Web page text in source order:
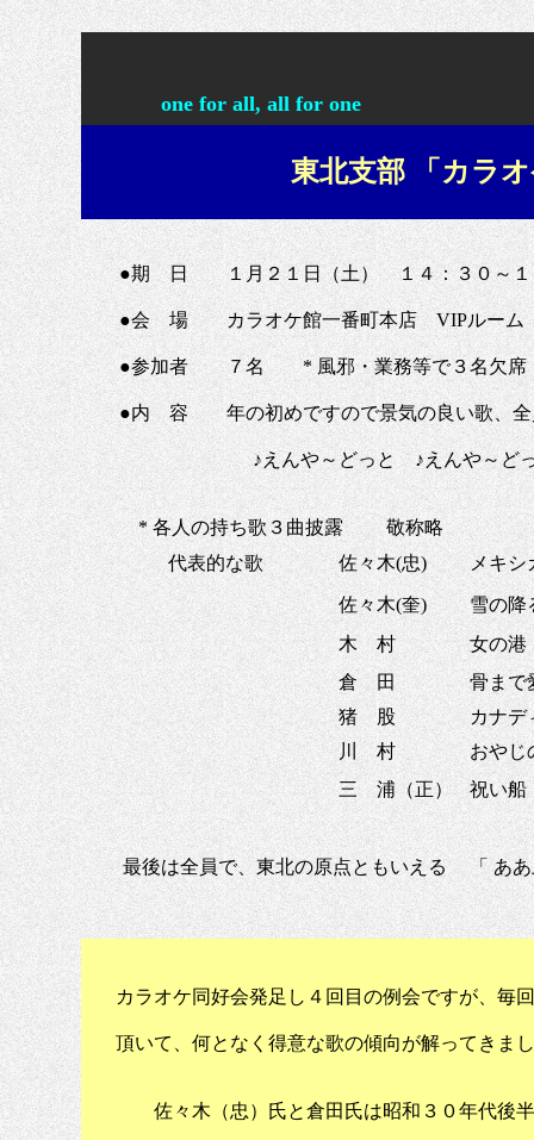
one for all, all for one
東北支部 「カラオ
●期 日 １月２１日（土） １４：３０～１
●会 場 カラオケ館一番町本店 VIPルーム
●参加者 ７名 * 風邪・業務等で３名欠席
●内 容 年の初めですので景気の良い歌、全員
♪えんや～どっと ♪えんや～どっと と
* 各人の持ち歌３曲披露 敬称略
代表的な歌
佐々木(忠) メキ
佐々木(奎)
雪の降
木 村
女の港
倉 田
骨まで
猪 股
カナデ
川 村
おやじ
三 浦（正）
祝い船
最後は全員で、東北の原点ともいえる 「 あ
カラオケ同好会発足し４回目の例会ですが、毎
頂いて、何となく得意な歌の傾向が解ってきま
佐々木（忠）氏と倉田氏は昭和３０年代後半